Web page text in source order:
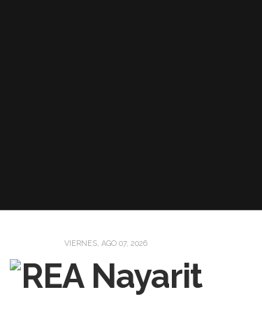
VIERNES, AGO 07, 2026